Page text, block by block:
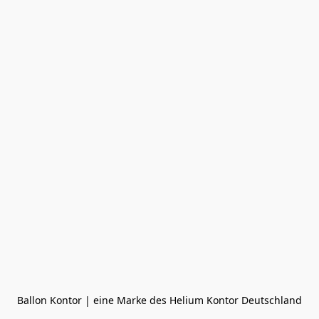
Ballon Kontor | eine Marke des Helium Kontor Deutschland